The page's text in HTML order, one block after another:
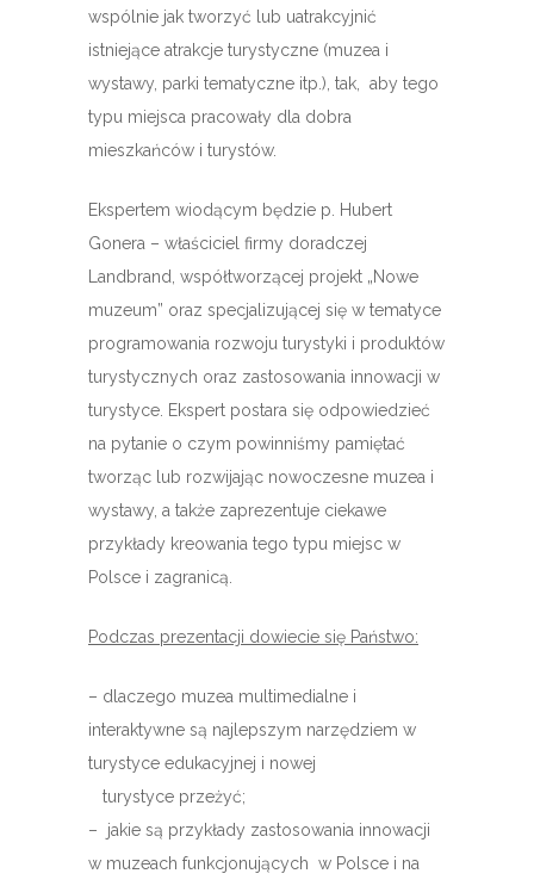
wspólnie jak tworzyć lub uatrakcyjnić
istniejące atrakcje turystyczne (muzea i
wystawy, parki tematyczne itp.), tak, aby tego
typu miejsca pracowały dla dobra
mieszkańców i turystów.
Ekspertem wiodącym będzie p. Hubert
Gonera – właściciel firmy doradczej
Landbrand, współtworzącej projekt „Nowe
muzeum” oraz specjalizującej się w tematyce
programowania rozwoju turystyki i produktów
turystycznych oraz zastosowania innowacji w
turystyce. Ekspert postara się odpowiedzieć
na pytanie o czym powinniśmy pamiętać
tworząc lub rozwijając nowoczesne muzea i
wystawy, a także zaprezentuje ciekawe
przykłady kreowania tego typu miejsc w
Polsce i zagranicą.
Podczas prezentacji dowiecie się Państwo:
– dlaczego muzea multimedialne i
interaktywne są najlepszym narzędziem w
turystyce edukacyjnej i nowej
turystyce przeżyć;
– jakie są przykłady zastosowania innowacji
w muzeach funkcjonujących w Polsce i na